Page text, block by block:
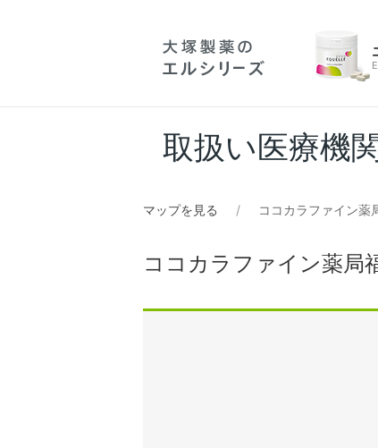
取扱い医療機
マップを見る ココカラファイン薬
ココカラファイン薬局